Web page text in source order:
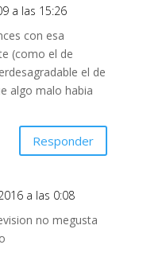
a las 15:26
con esa
(como el de
el de
algo malo habia
Responder
a las 0:08
no megusta